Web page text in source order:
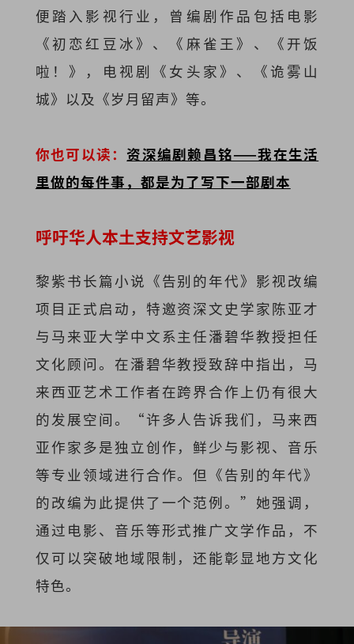
便踏入影视行业，曾编剧作品包括电影
《初恋红豆冰》、《麻雀王》、《开饭
啦！》，电视剧《女头家》、《诡雾山
城》以及《岁月留声》等。
你也可以读： 资深编剧赖昌铭——我在生活
里做的每件事，都是为了写下一部剧本
呼吁华人本土支持文艺影视
黎紫书长篇小说《告别的年代》影视改编
项目正式启动，特邀资深文史学家陈亚才
与马来亚大学中文系主任潘碧华教授担任
文化顾问。在潘碧华教授致辞中指出，马
来西亚艺术工作者在跨界合作上仍有很大
的发展空间。“许多人告诉我们，马来西
亚作家多是独立创作，鲜少与影视、音乐
等专业领域进行合作。但《告别的年代》
的改编为此提供了一个范例。”她强调，
通过电影、音乐等形式推广文学作品，不
仅可以突破地域限制，还能彰显地方文化
特色。